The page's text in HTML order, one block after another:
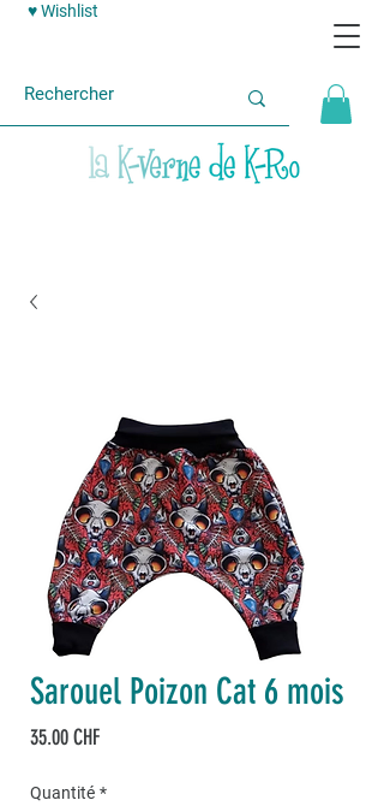
♥ Wishlist
Sarouel Poizon Cat 6 mois
35.00 CHFPrix
Quantité *